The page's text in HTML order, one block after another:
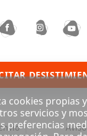
cookies propias
servicios y
preferencias